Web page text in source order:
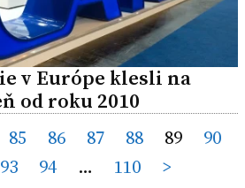
v Európe klesli na
od roku 2010
85 86 87 88 89
90
93 94 … 110 >